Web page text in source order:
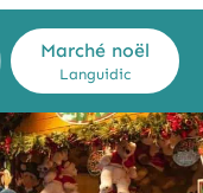
Marché noël
Languidic